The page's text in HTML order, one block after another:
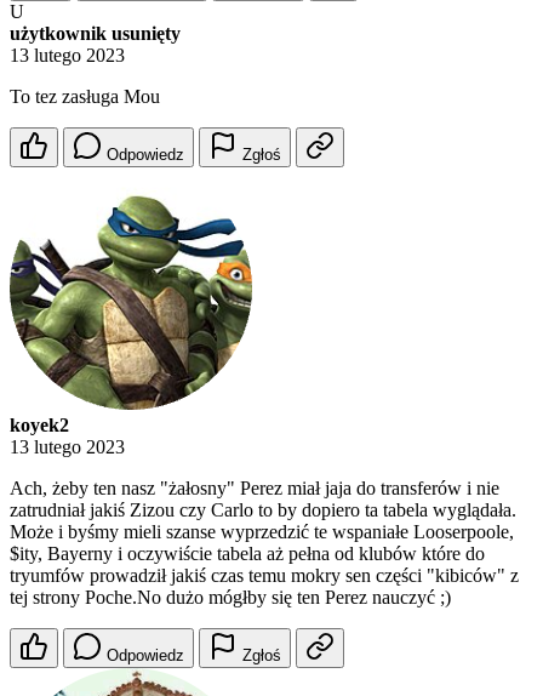
U
użytkownik usunięty
13 lutego 2023
To tez zasługa Mou
Odpowiedz Zgłoś
koyek2
13 lutego 2023
Ach, żeby ten nasz "żałosny" Perez miał jaja do transferów i nie
zatrudniał jakiś Zizou czy Carlo to by dopiero ta tabela wyglądała.
Może i byśmy mieli szanse wyprzedzić te wspaniałe Looserpoole,
$ity, Bayerny i oczywiście tabela aż pełna od klubów które do
tryumfów prowadził jakiś czas temu mokry sen części "kibiców" z
tej strony Poche.No dużo mógłby się ten Perez nauczyć ;)
Odpowiedz Zgłoś